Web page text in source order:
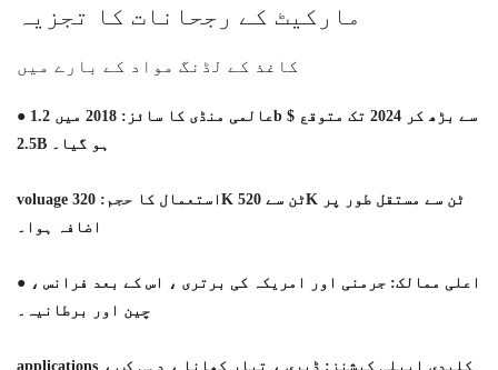
مارکیٹ کے رجحانات کا تجزیہ
● عالمی منڈی کا سائز: 2018 میں 1.2b سے بڑھ کر 2024 تک متوقع $
2.5B ہو گیا۔
voluage استعمال کا حجم: 320K ٹن سے 520K ٹن سے مستقل طور پر
اضافہ ہوا۔
● اعلی ممالک: جرمنی اور امریکہ کی برتری ، اس کے بعد فرانس ،
چین اور برطانیہ۔
applications کلیدی ایپلی کیشنز: ڈیری ، تیار کھانا ، دہی کپ ،